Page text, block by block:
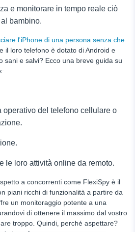
e monitorare in tempo reale ciò
bambino.
l'iPhone di una persona senza che
il loro telefono è dotato di Android e
sani e salvi? Ecco una breve guida su
operativo del telefono cellulare o
le loro attività online da remoto.
a concorrenti come FlexiSpy è il
piani ricchi di funzionalità a partire da
un monitoraggio potente a una
di ottenere il massimo dal vostro
troppo. Quindi, perché aspettare?